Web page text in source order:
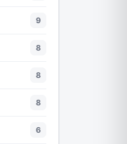
9
8
8
8
6